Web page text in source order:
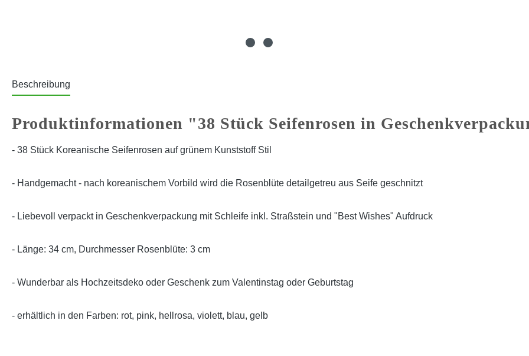
Beschreibung
Produktinformationen "38 Stück Seifenrosen in
- 38 Stück Koreanische Seifenrosen auf grünem Kunststoff Stil
- Handgemacht - nach koreanischem Vorbild wird die Rosenblüte detailgetreu aus Seife geschnitzt
- Liebevoll verpackt in Geschenkverpackung mit Schleife inkl. Straßstein und "Best Wishes" Aufdruck
- Länge: 34 cm, Durchmesser Rosenblüte: 3 cm
- Wunderbar als Hochzeitsdeko oder Geschenk zum Valentinstag oder Geburtstag
- erhältlich in den Farben: rot, pink, hellrosa, violett, blau, gelb